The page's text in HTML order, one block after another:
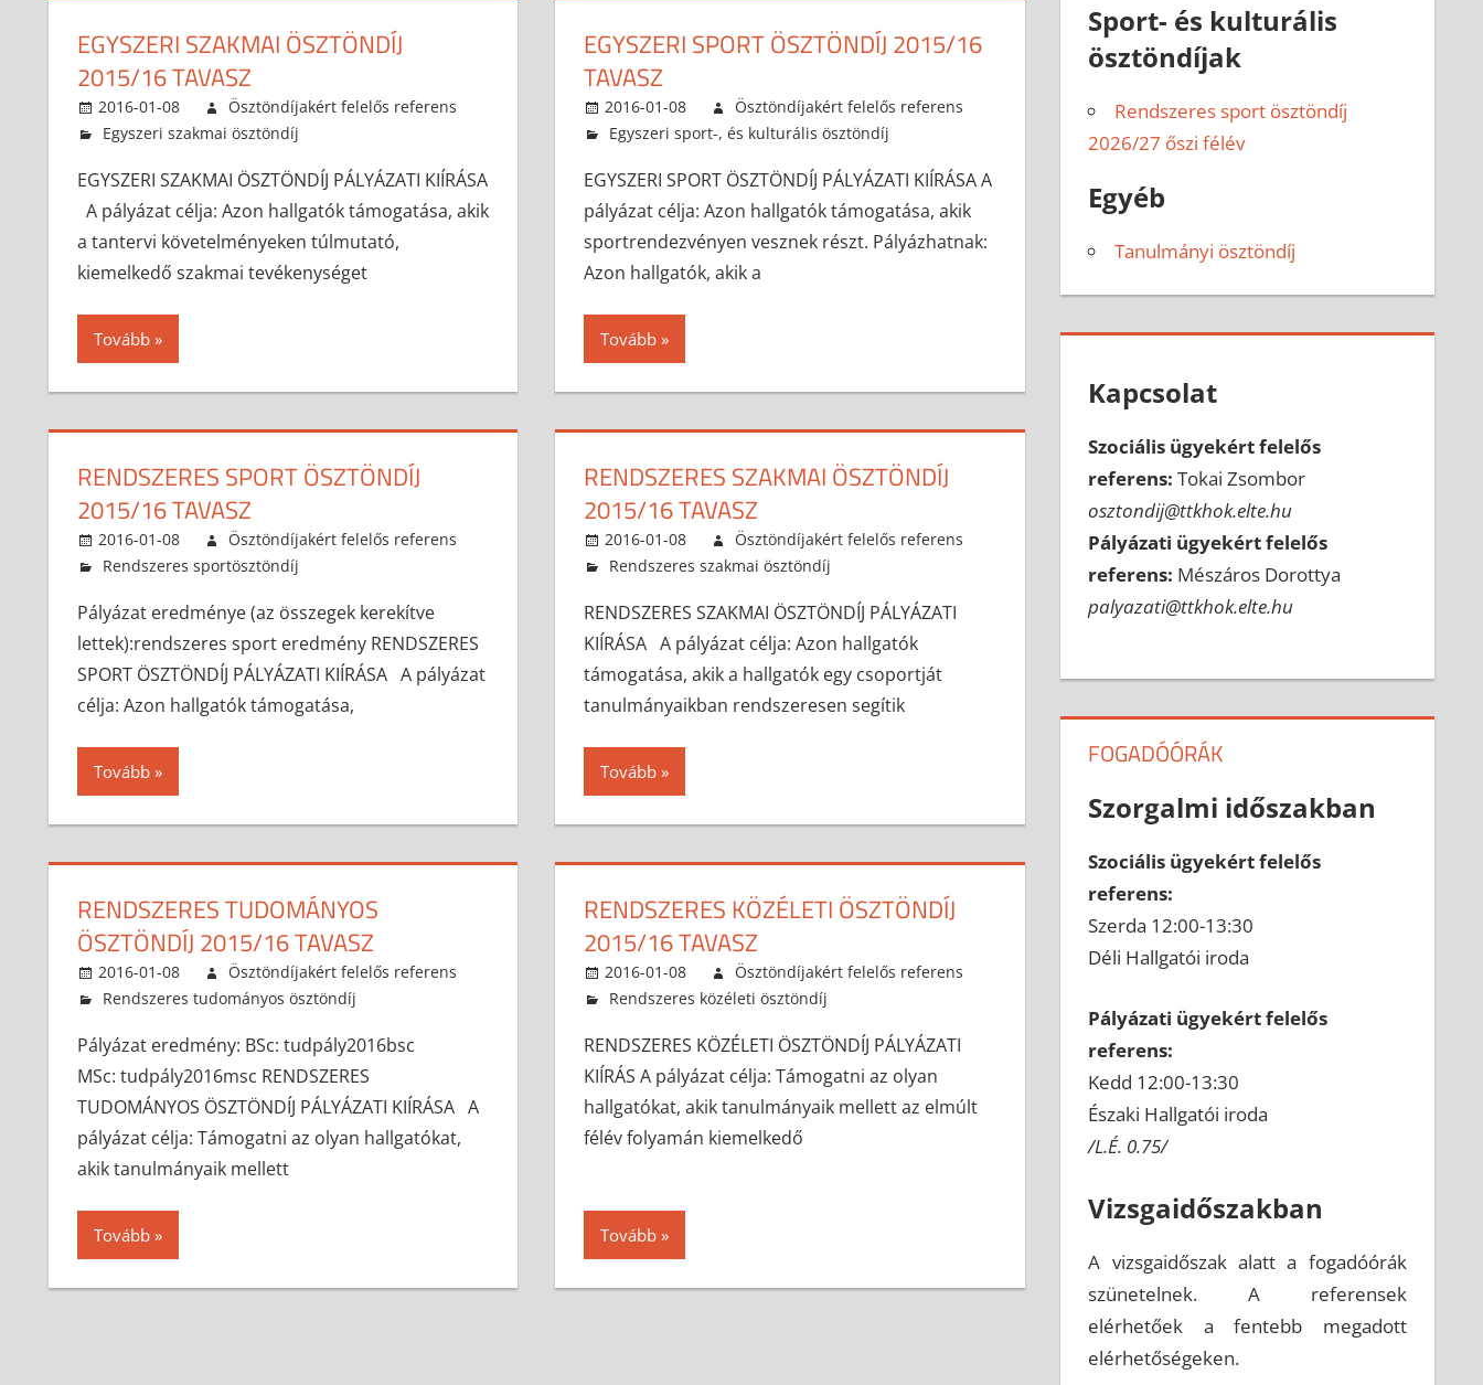
EGYSZERI SZAKMAI ÖSZTÖNDÍJ
2015/16 TAVASZ
2016-01-08
Ösztöndíjakért felelős referens
Egyszeri szakmai ösztöndíj
EGYSZERI SZAKMAI ÖSZTÖNDÍJ PÁLYÁZATI KIÍRÁSA
A pályázat célja: Azon hallgatók támogatása, akik
a tantervi követelményeken túlmutató,
kiemelkedő szakmai tevékenységet
Tovább
EGYSZERI SPORT ÖSZTÖNDÍJ 2015/16
TAVASZ
2016-01-08
Ösztöndíjakért felelős referens
Egyszeri sport-, és kulturális ösztöndíj
EGYSZERI SPORT ÖSZTÖNDÍJ PÁLYÁZATI KIÍRÁSA A
pályázat célja: Azon hallgatók támogatása, akik
sportrendezvényen vesznek részt. Pályázhatnak:
Azon hallgatók, akik a
Tovább
RENDSZERES SPORT ÖSZTÖNDÍJ
2015/16 TAVASZ
2016-01-08
Ösztöndíjakért felelős referens
Rendszeres sportösztöndíj
Pályázat eredménye (az összegek kerekítve
lettek):rendszeres sport eredmény RENDSZERES
SPORT ÖSZTÖNDÍJ PÁLYÁZATI KIÍRÁSA A pályázat
célja: Azon hallgatók támogatása,
Tovább
RENDSZERES SZAKMAI ÖSZTÖNDÍJ
2015/16 TAVASZ
2016-01-08
Ösztöndíjakért felelős referens
Rendszeres szakmai ösztöndíj
RENDSZERES SZAKMAI ÖSZTÖNDÍJ PÁLYÁZATI
KIÍRÁSA A pályázat célja: Azon hallgatók
támogatása, akik a hallgatók egy csoportját
tanulmányaikban rendszeresen segítik
Tovább
RENDSZERES TUDOMÁNYOS
ÖSZTÖNDÍJ 2015/16 TAVASZ
2016-01-08
Ösztöndíjakért felelős referens
Rendszeres tudományos ösztöndíj
Pályázat eredmény: BSc: tudpály2016bsc
MSc: tudpály2016msc RENDSZERES
TUDOMÁNYOS ÖSZTÖNDÍJ PÁLYÁZATI KIÍRÁSA A
pályázat célja: Támogatni az olyan hallgatókat,
akik tanulmányaik mellett
Tovább
RENDSZERES KÖZÉLETI ÖSZTÖNDÍJ
2015/16 TAVASZ
2016-01-08
Ösztöndíjakért felelős referens
Rendszeres közéleti ösztöndíj
RENDSZERES KÖZÉLETI ÖSZTÖNDÍJ PÁLYÁZATI
KIÍRÁS A pályázat célja: Támogatni az olyan
hallgatókat, akik tanulmányaik mellett az elmúlt
félév folyamán kiemelkedő
Tovább
Sport- és kulturális
ösztöndíjak
Rendszeres sport ösztöndíj
2026/27 őszi félév
Egyéb
Tanulmányi ösztöndíj
Kapcsolat
Szociális ügyekért felelős
referens: Tokai Zsombor
osztondij@ttkhok.elte.hu
Pályázati ügyekért felelős
referens: Mészáros Dorottya
palyazati@ttkhok.elte.hu
FOGADÓÓRÁK
Szorgalmi időszakban
Szociális ügyekért felelős
referens:
Szerda 12:00-13:30
Déli Hallgatói iroda
Pályázati ügyekért felelős
referens:
Kedd 12:00-13:30
Északi Hallgatói iroda
/L.É. 0.75/
Vizsgaidőszakban
A vizsgaidőszak alatt a fogadóórák
szünetelnek. A referensek
elérhetőek a fentebb megadott
elérhetőségeken.